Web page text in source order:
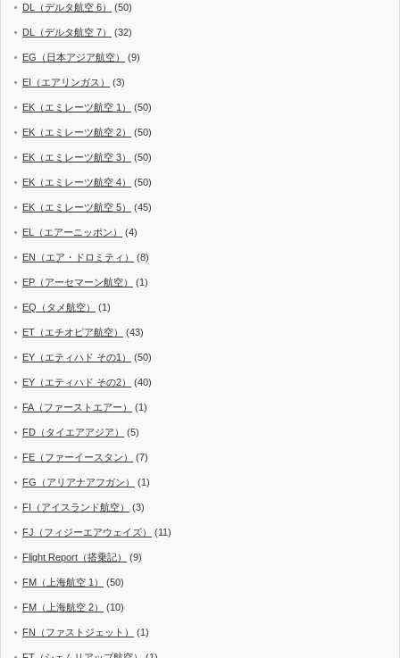
DL（デルタ航空 6） (50)
DL（デルタ航空 7） (32)
EG（日本アジア航空） (9)
EI（エアリンガス） (3)
EK（エミレーツ航空 1） (50)
EK（エミレーツ航空 2） (50)
EK（エミレーツ航空 3） (50)
EK（エミレーツ航空 4） (50)
EK（エミレーツ航空 5） (45)
EL（エアーニッポン） (4)
EN（エア・ドロミティ） (8)
EP（アーセマーン航空） (1)
EQ（タメ航空） (1)
ET（エチオピア航空） (43)
EY（エティハド その1） (50)
EY（エティハド その2） (40)
FA（ファーストエアー） (1)
FD（タイエアアジア） (5)
FE（ファーイースタン） (7)
FG（アリアナアフガン） (1)
FI（アイスランド航空） (3)
FJ（フィジーエアウェイズ） (11)
Flight Report（搭乗記） (9)
FM（上海航空 1） (50)
FM（上海航空 2） (10)
FN（ファストジェット） (1)